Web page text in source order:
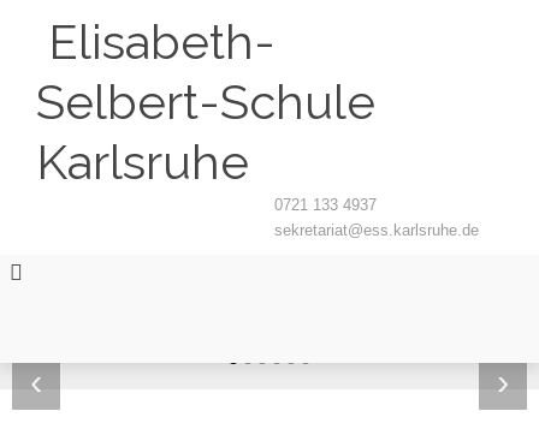
Elisabeth-
Selbert-Schule
Karlsruhe
0721 133 4937
sekretariat@ess.karlsruhe.de
›
‹